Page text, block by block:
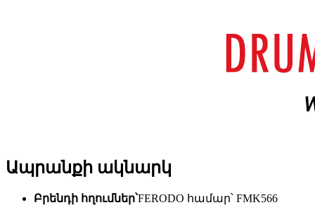
Ապրանքի ակնարկ
Բրենդի հղումներ՝FERODO համար՝ FMK566